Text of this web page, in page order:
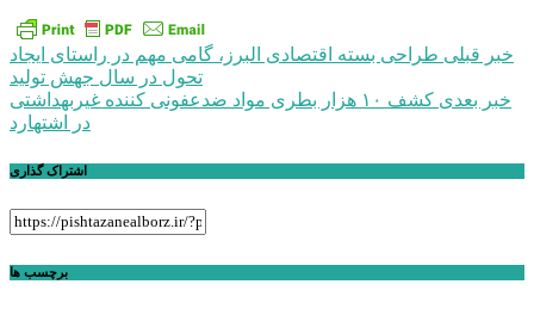
راهبری
نوشته
خبر قبلی طراحی بسته اقتصادی البرز، گامی مهم در راستای ایجاد
تحول در سال جهش تولید
خبر بعدی
کشف ۱۰ هزار بطری مواد ضدعفونی کننده غیربهداشتی
در اشتهارد
اشتراک گذاری
برچسب ها